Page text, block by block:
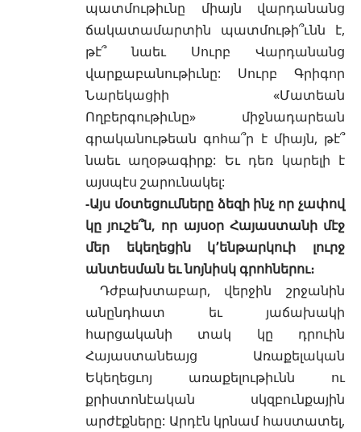
պատմութիւնը միայն վարդանանց
ճակատամարտին պատմութի՞ւնն է,
թէ՞ նաեւ Սուրբ Վարդանանց
վարքաբանութիւնը: Սուրբ Գրիգոր
Նարեկացիի «Մատեան
Ողբերգութիւնը» միջնադարեան
գրականութեան գոհա՞ր է միայն, թէ՞
նաեւ աղօթագիրք: Եւ դեռ կարելի է
այսպէս շարունակել:
-Այս մօտեցումները ձեզի ինչ որ չափով
կը յուշե՞ն, որ այսօր Հայաստանի մէջ
մեր եկեղեցին կ՚ենթարկուի լուրջ
անտեսման եւ նոյնիսկ գրոհներու։
Դժբախտաբար, վերջին շրջանին
անընդհատ եւ յաճախակի
հարցականի տակ կը դրուին
Հայաստանեայց Առաքելական
Եկեղեցւոյ առաքելութիւնն ու
քրիստոնէական սկզբունքային
արժէքները: Արդէն կրնամ հաստատել,